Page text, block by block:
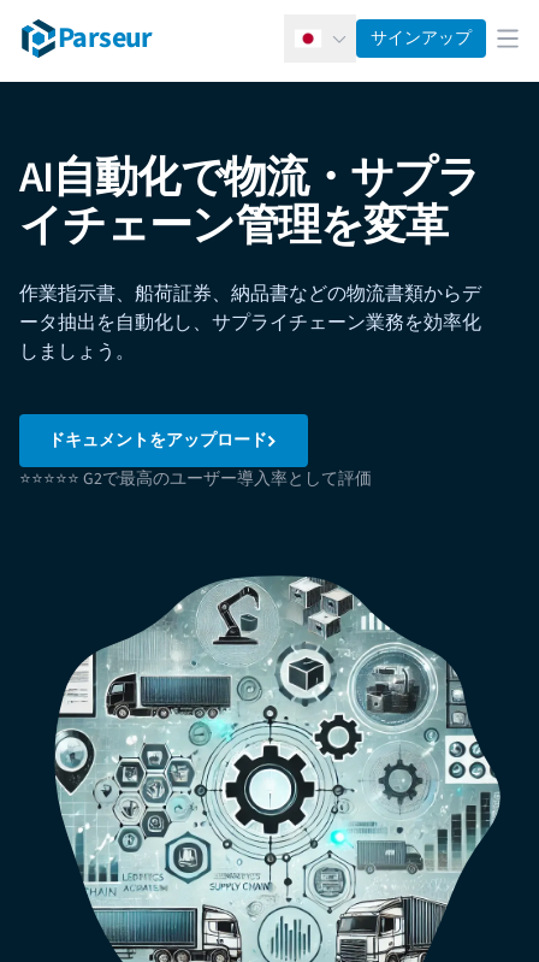
Parseur 日本語サインアップ メ
AI自動化で物流・サプラ
イチェーン管理を変革
作業指示書、船荷証券、納品書などの物流書類からデ
ータ抽出を自動化し、サプライチェーン業務を効率化
しましょう。
ドキュメントをアップロード
⭐⭐⭐⭐⭐ G2で最高のユーザー導入率として評価